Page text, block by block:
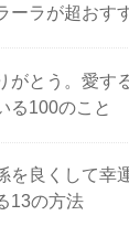
ーラが超おす
がとう。愛す
る100のこと
を良くして幸
13の方法